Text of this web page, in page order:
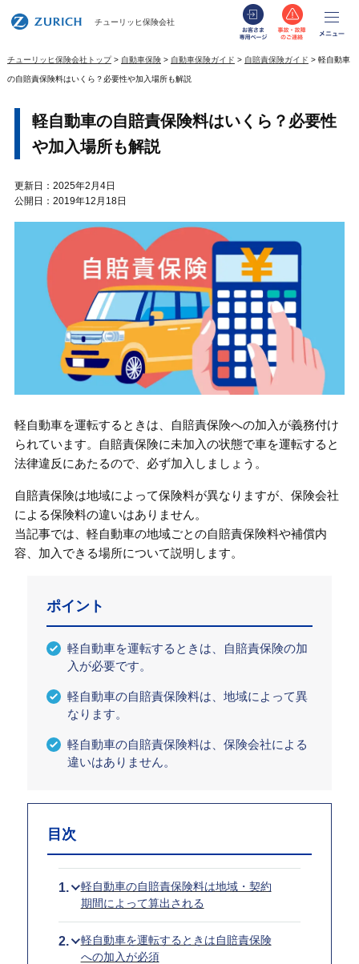
チューリッヒ保険会社
お客さま専用
事故・
チューリッヒ保険会社トップ 自動車保険 自動車保険ガイド 自賠責保険ガイド 軽自動車
の自賠責保険料はいくら？必要性や加入場所も解説
軽自動車の自賠責保険料はいくら？必要性
や加入場所も解説
更新日：2025年2月4日
公開日：2019年12月18日
軽自動車を運転するときは、自賠責保険への加入が義務付け
られています。自賠責保険に未加入の状態で車を運転すると
法律違反にあたるので、必ず加入しましょう。
自賠責保険は地域によって保険料が異なりますが、保険会社
による保険料の違いはありません。
当記事では、軽自動車の地域ごとの自賠責保険料や補償内
容、加入できる場所について説明します。
ポイント
軽自動車を運転するときは、自賠責保険の加
入が必要です。
軽自動車の自賠責保険料は、地域によって異
なります。
軽自動車の自賠責保険料は、保険会社による
違いはありません。
目次
軽自動車の自賠責保険料は地域・契約
期間によって算出される
軽自動車を運転するときは自賠責保険
への加入が必須